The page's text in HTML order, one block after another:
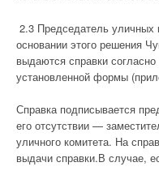
2.3 Председатель уличных
основании этого решения
выдаются справки
установленной формы
Справка подписывается
его отсутствии —
уличного комитета. На
выдачи справки.В случае,